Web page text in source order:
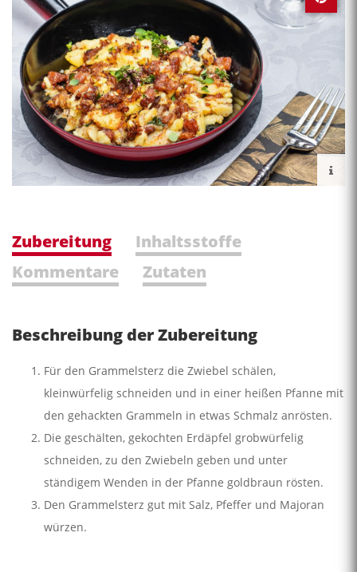
Zubereitung
Inhaltsstoffe
Kommentare
Zutaten
Beschreibung der Zubereitung
Für den Grammelsterz die Zwiebel schälen,
kleinwürfelig schneiden und in einer heißen Pfanne mit
den gehackten Grammeln in etwas Schmalz anrösten.
Die geschälten, gekochten Erdäpfel grobwürfelig
schneiden, zu den Zwiebeln geben und unter
ständigem Wenden in der Pfanne goldbraun rösten.
Den Grammelsterz gut mit Salz, Pfeffer und Majoran
würzen.